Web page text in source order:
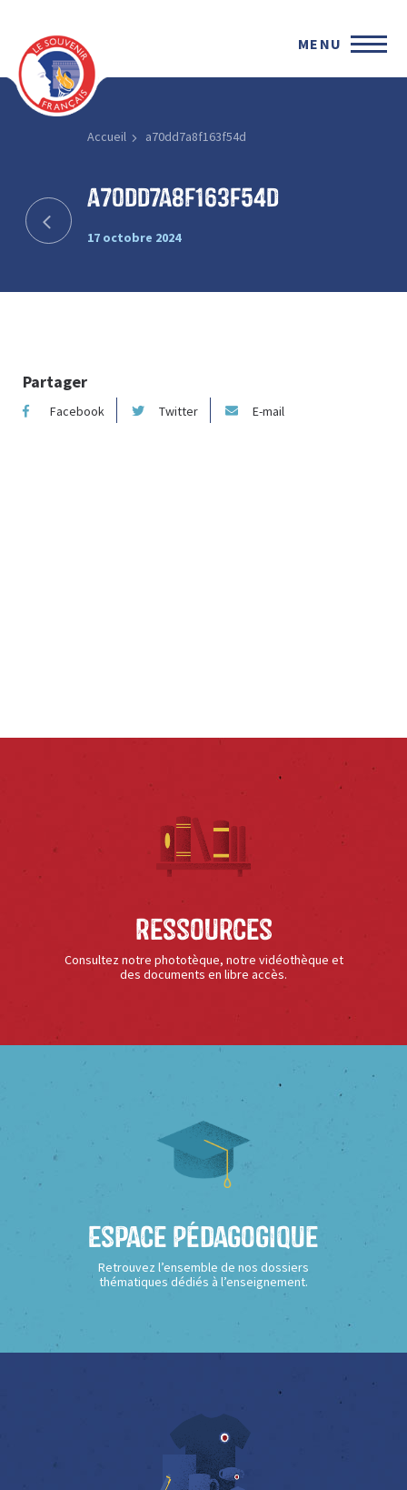
MENU
Accueil a70dd7a8f163f54d
a70dd7a8f163f54d
17 octobre 2024
Partager
Facebook Twitter E-mail
Ressources
Consultez notre phototèque, notre vidéothèque et
des documents en libre accès.
Espace Pédagogique
Retrouvez l’ensemble de nos dossiers
thématiques dédiés à l’enseignement.